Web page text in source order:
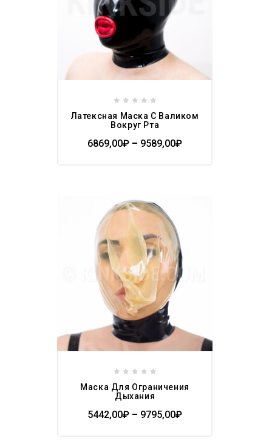
out
5
Латексная Маска С Валиком
Вокруг Рта
6869,00₽ – 9589,00₽
out
of
5
Маска Для Ограничения
Дыхания
5442,00₽ – 9795,00₽